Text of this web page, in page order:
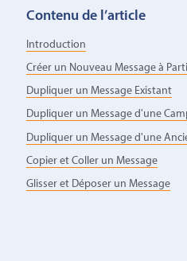
Contenu de l’article
Introduction
Créer un Nouveau Message à
Dupliquer un Message Existant
Dupliquer un Message d'une
Dupliquer un Message d'une
Copier et Coller un Message
Glisser et Déposer un Message